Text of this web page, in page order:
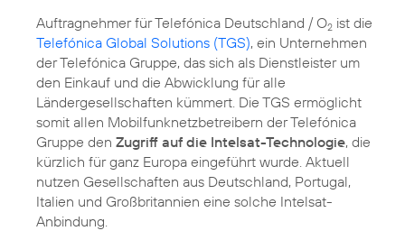
Auftragnehmer für Telefónica Deutschland / O2 ist die
Telefónica Global Solutions (TGS), ein Unternehmen
der Telefónica Gruppe, das sich als Dienstleister um
den Einkauf und die Abwicklung für alle
Ländergesellschaften kümmert. Die TGS ermöglicht
somit allen Mobilfunknetzbetreibern der Telefónica
Gruppe den Zugriff auf die Intelsat-Technologie, die
kürzlich für ganz Europa eingeführt wurde. Aktuell
nutzen Gesellschaften aus Deutschland, Portugal,
Italien und Großbritannien eine solche Intelsat-
Anbindung.